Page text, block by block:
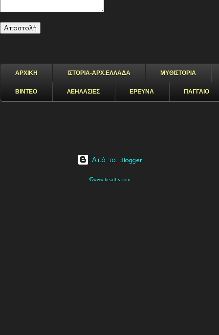
ΑΡΧΙΚΗ ΙΣΤΟΡΙΑ-ΑΡΧ.ΕΛΛΑΔΑ ΜΥΘΙΣΤΟΡΙΑ
ΒΙΝΤΕΟ ΛΕΗΛΑΣΙΕΣ ΕΡΕΥΝΑ ΠΑΓΓΑΙΟ
Από το Blogger
©www.bisaltis.com